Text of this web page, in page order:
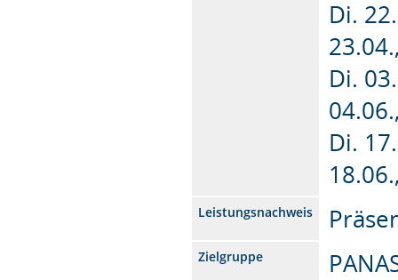
Di.
Di.
Di.
Leistungsnachweis
Zielgruppe